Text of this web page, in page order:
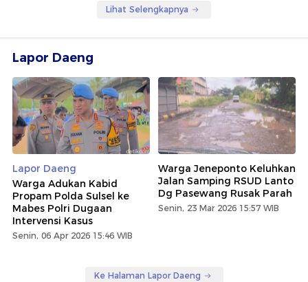
Lihat Selengkapnya
Lapor Daeng
Lapor Daeng
Warga Adukan Kabid
Propam Polda Sulsel ke
Mabes Polri Dugaan
Intervensi Kasus
Senin, 06 Apr 2026 15:46 WIB
Warga Jeneponto Keluhkan
Jalan Samping RSUD Lanto
Dg Pasewang Rusak Parah
Senin, 23 Mar 2026 15:57 WIB
Ke Halaman Lapor Daeng